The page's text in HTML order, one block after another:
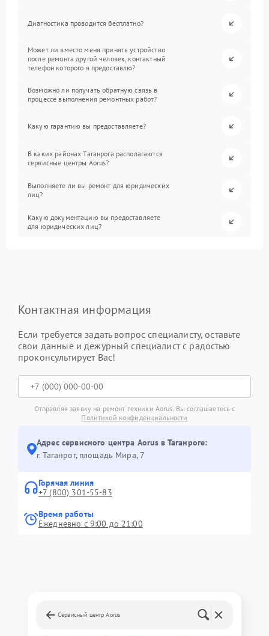
Диагностика проводится бесплатно?
Может ли вместо меня принять устройство
после ремонта другой человек, контактный
телефон которого я предоставлю?
Возможно ли получать обратную связь в
процессе выполнения ремонтных работ?
Какую гарантию вы предоставляете?
В каких районах Таганрога располагаются
сервисные центры Aorus?
Выполняете ли вы ремонт для юридических
лиц?
Какую документацию вы предоставляете
для юридических лиц?
Контактная информация
Если требуется задать вопрос специалисту, оставьте
свои данные и дежурный специалист с радостью
проконсультирует Вас!
Отправляя заявку на ремонт техники Aorus, Вы соглашаетесь с
Политикой конфиденциальности
Адрес сервисного центра Aorus в Таганроге:
г. Таганрог, площадь Мира, 7
Горячая линия
+7 (800) 301-55-83
Время работы
Ежедневно с 9:00 до 21:00
Сервисный центр Aorus